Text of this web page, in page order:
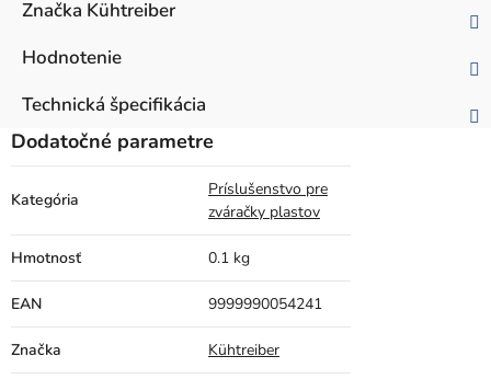
Značka Kühtreiber
Hodnotenie
Technická špecifikácia
Dodatočné parametre
Kategória
Príslušenstvo pre
zváračky plastov
Hmotnosť 0.1 kg
EAN 9999990054241
Značka Kühtreiber